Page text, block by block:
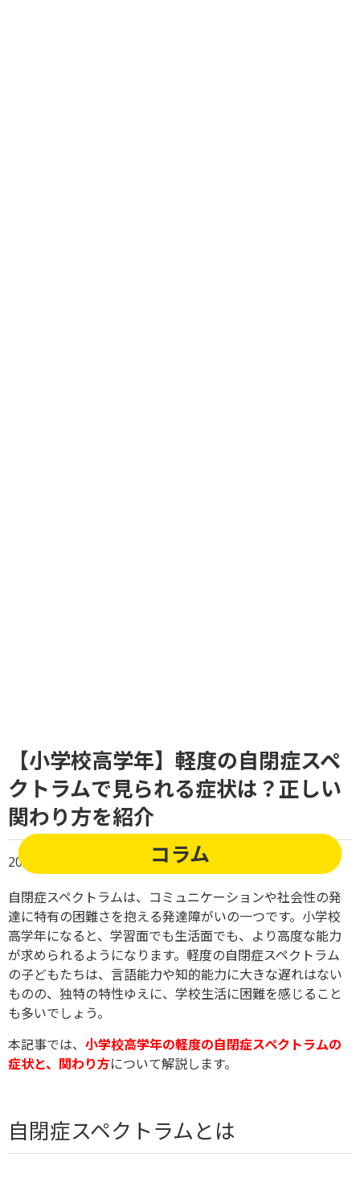
コラム
【小学校高学年】軽度の自閉症スペ
クトラムで見られる症状は？正しい
関わり方を紹介
2024/08/05 運動療育がもたらす効果
自閉症スペクトラムは、コミュニケーションや社会性の発
達に特有の困難さを抱える発達障がいの一つです。小学校
高学年になると、学習面でも生活面でも、より高度な能力
が求められるようになります。軽度の自閉症スペクトラム
の子どもたちは、言語能力や知的能力に大きな遅れはない
ものの、独特の特性ゆえに、学校生活に困難を感じること
も多いでしょう。
本記事では、 小学校高学年の軽度の自閉症スペクトラムの
症状と、関わり方について解説します。
自閉症スペクトラムとは